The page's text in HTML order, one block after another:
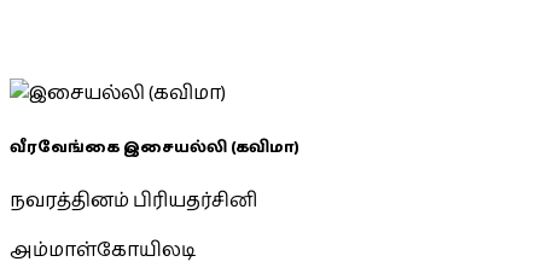
வீரவேங்கை இசையல்லி (கவிமா)
நவரத்தினம் பிரியதர்சினி
அம்மாள்கோயிலடி